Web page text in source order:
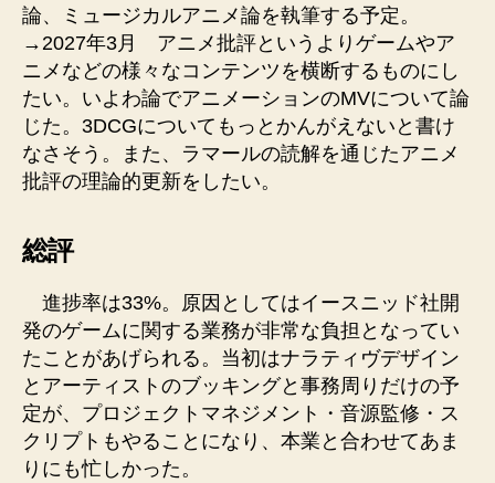
論、ミュージカルアニメ論を執筆する予定。
→2027年3月 アニメ批評というよりゲームやア
ニメなどの様々なコンテンツを横断するものにし
たい。いよわ論でアニメーションのMVについて論
じた。3DCGについてもっとかんがえないと書け
なさそう。また、ラマールの読解を通じたアニメ
批評の理論的更新をしたい。
総評
進捗率は33%。原因としてはイースニッド社開
発のゲームに関する業務が非常な負担となってい
たことがあげられる。当初はナラティヴデザイン
とアーティストのブッキングと事務周りだけの予
定が、プロジェクトマネジメント・音源監修・ス
クリプトもやることになり、本業と合わせてあま
りにも忙しかった。